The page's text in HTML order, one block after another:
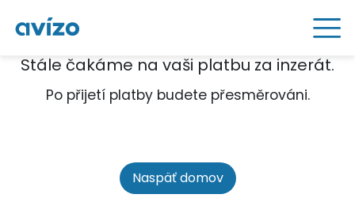
Stále čakáme na vaši platbu za inzerát.
Po přijetí platby budete přesměrováni.
Naspäť domov